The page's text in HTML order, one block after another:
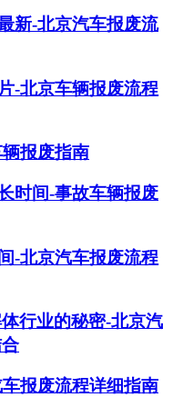
新-北京汽车报废流
-北京车辆报废流程
报废指南
时间-事故车辆报废
-北京汽车报废流程
行业的秘密-北京汽
报废流程详细指南